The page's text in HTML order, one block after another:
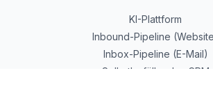
KI-Plattform
Inbound-Pipeline
Inbox-Pipeline (E-Mail)
Selbstbefüllendes CRM